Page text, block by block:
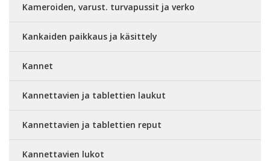
Kameroiden, varust. turvapussit ja verko
Kankaiden paikkaus ja käsittely
Kannet
Kannettavien ja tablettien laukut
Kannettavien ja tablettien reput
Kannettavien lukot